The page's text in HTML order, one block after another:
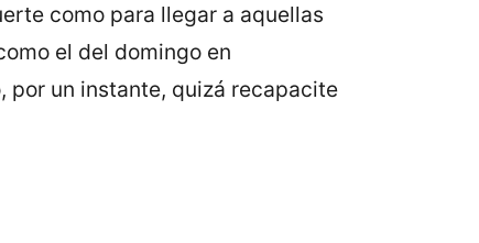
como para llegar a aquellas
el del domingo en
por un instante, quizá recapacite